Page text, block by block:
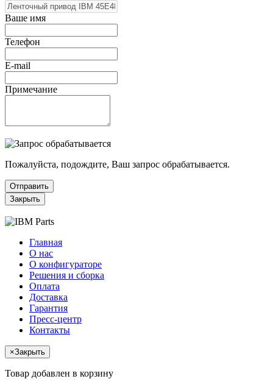
Ваше имя
Телефон
E-mail
Примечание
Пожалуйста, подождите, Ваш запрос обрабатывается.
Отправить
Закрыть
Главная
О нас
О конфигураторе
Решения и сборка
Оплата
Доставка
Гарантия
Пресс-центр
Контакты
×Закрыть
Товар добавлен в корзину